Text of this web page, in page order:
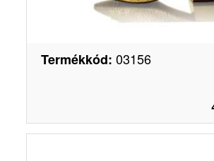
Termékkód: 03156